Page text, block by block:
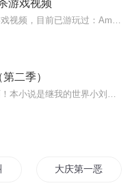
游戏视频
二季）
天 大庆第一恶